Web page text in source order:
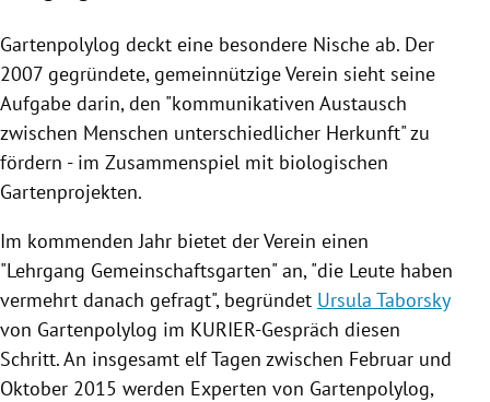
Gartenpolylog deckt eine besondere Nische ab. Der
2007 gegründete, gemeinnützige Verein sieht seine
Aufgabe darin, den "kommunikativen Austausch
zwischen Menschen unterschiedlicher Herkunft" zu
fördern - im Zusammenspiel mit biologischen
Gartenprojekten.
Im kommenden Jahr bietet der Verein einen
"Lehrgang Gemeinschaftsgarten" an, "die Leute haben
vermehrt danach gefragt", begründet Ursula Taborsky
von Gartenpolylog im KURIER-Gespräch diesen
Schritt. An insgesamt elf Tagen zwischen Februar und
Oktober 2015 werden Experten von Gartenpolylog,